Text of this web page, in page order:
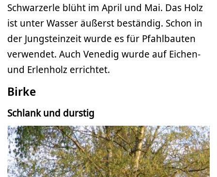
Schwarzerle blüht im April und Mai. Das Holz
ist unter Wasser äußerst beständig. Schon in
der Jungsteinzeit wurde es für Pfahlbauten
verwendet. Auch Venedig wurde auf Eichen-
und Erlenholz errichtet.
Birke
Schlank und durstig